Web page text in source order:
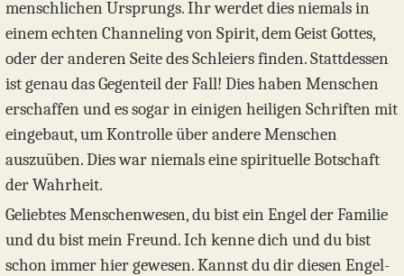
menschlichen Ursprungs. Ihr werdet dies niemals in
einem echten Channeling von Spirit, dem Geist Gottes,
oder der anderen Seite des Schleiers finden. Stattdessen
ist genau das Gegenteil der Fall! Dies haben Menschen
erschaffen und es sogar in einigen heiligen Schriften mit
eingebaut, um Kontrolle über andere Menschen
auszuüben. Dies war niemals eine spirituelle Botschaft
der Wahrheit.
Geliebtes Menschenwesen, du bist ein Engel der Familie
und du bist mein Freund. Ich kenne dich und du bist
schon immer hier gewesen. Kannst du dir diesen Engel-